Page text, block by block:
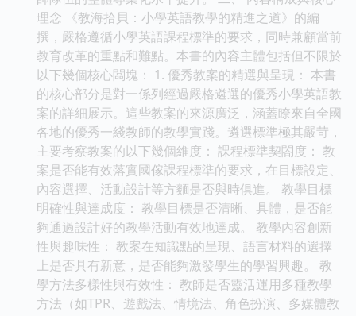
理念 《教海拾貝：小學英語教學的精進之道》的編
撰，嚴格遵循小學英語課程標準的要求，同時兼顧當前
教育改革的重點和難點。本書的內容主體包括但不限於
以下幾個核心闆塊： 1. 優秀教案的精選與呈現： 本書
的核心部分是對一係列經過嚴格遴選的優秀小學英語教
案的詳細展示。這些教案的來源廣泛，涵蓋瞭來自全國
各地的優秀一綫教師的教學實踐。遴選標準極其嚴苛，
主要考察教案的以下幾個維度： 課程標準契閤度： 教
案是否能有效落實國傢課程標準的要求，在目標設定、
內容選擇、活動設計等方麵是否與時俱進。 教學目標
明確性與達成度： 教學目標是否清晰、具體，是否能
夠通過設計好的教學活動有效地達成。 教學內容創新
性與趣味性： 教案在知識點的呈現、語言材料的選擇
上是否具有新意，是否能夠激發學生的學習興趣。 教
學方法多樣性與有效性： 教師是否靈活運用多種教學
方法（如TPR、遊戲法、情境法、角色扮演、多媒體教